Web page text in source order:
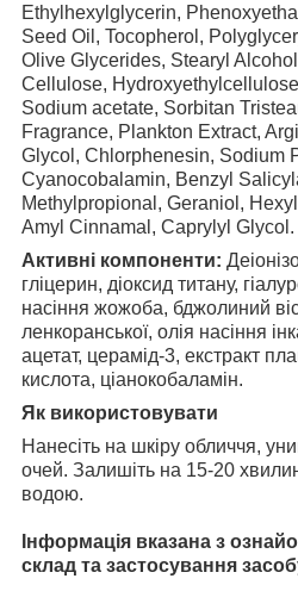
Ethylhexylglycerin,
Seed Oil, Tocopherol,
Olive Glycerides, Stearyl
Cellulose,
Sodium acetate, Sorbitan
Fragrance, Plankton Extract,
Glycol, Chlorphenesin, Sodium
Cyanocobalamin, Benzyl
Methylpropional, Geraniol,
Amyl Cinnamal, Caprylyl Glycol.
Активні компоненти:
гліцерин, діоксид титану,
насіння жожоба, бджолиний
ленкоранської, олія насіння
ацетат, церамід-3, екстракт
кислота, ціанокобаламін.
Як використовувати
Нанесіть на шкіру обличчя,
очей. Залишіть на 15-20
водою.
Інформація вказана з
склад та застосування